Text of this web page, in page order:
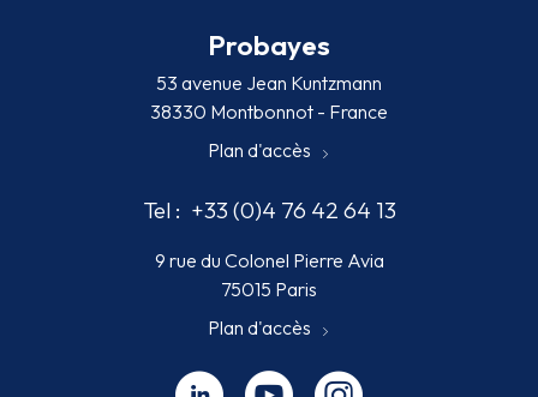
Probayes
53 avenue Jean Kuntzmann
38330 Montbonnot - France
Plan d'accès
Tel : +33 (0)4 76 42 64 13
9 rue du Colonel Pierre Avia
75015 Paris
Plan d'accès
Linkedin - nouvelle fenêtre
Youtube - nouvelle fenêtre
Instagram - nouvelle